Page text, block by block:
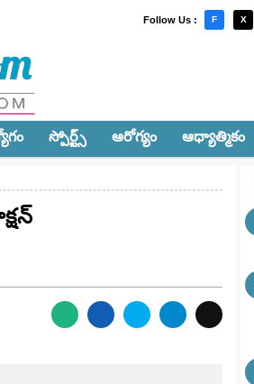
Follow Us : F X
స్పోర్ట్స్‌ ఆరోగ్యం ఆధ్యాత్మికం